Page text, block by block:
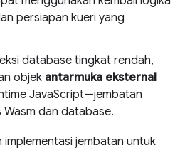
persiapan kueri yang
database tingkat rendah,
objek antarmuka eksternal
JavaScript—jembatan
Wasm dan database.
implementasi jembatan untuk